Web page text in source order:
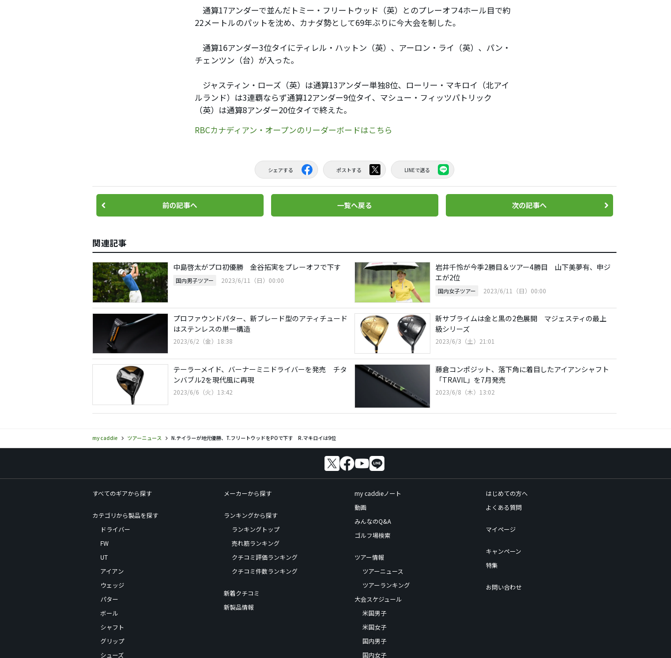
通算17アンダーで並んだトミー・フリートウッド（英）とのプレーオフ4ホール目で約
22メートルのパットを沈め、カナダ勢として69年ぶりに今大会を制した。
通算16アンダー3位タイにティレル・ハットン（英）、アーロン・ライ（英）、パン・
チェンツン（台）が入った。
ジャスティン・ローズ（英）は通算13アンダー単独8位、ローリー・マキロイ（北アイ
ルランド）は3連覇ならず通算12アンダー9位タイ、マシュー・フィッツパトリック
（英）は通算8アンダー20位タイで終えた。
RBCカナディアン・オープンのリーダーボードはこちら
シェアする ポストする LINEで送る
前の記事へ 一覧へ戻る 次の記事へ
関連記事
中島啓太がプロ初優勝 金谷拓実をプレーオフで下す
国内男子ツアー 2023/6/11（日）00:00
岩井千怜が今季2勝目＆ツアー4勝目 山下美夢有、申ジ
エが2位
国内女子ツアー 2023/6/11（日）00:00
プロファウンドパター、新ブレード型のアティチュード
はステンレスの単一構造
2023/6/2（金）18:38
新サブライムは金と黒の2色展開 マジェスティの最上
級シリーズ
2023/6/3（土）21:01
テーラーメイド、バーナーミニドライバーを発売 チタ
ンバブル2を現代風に再現
2023/6/6（火）13:42
藤倉コンポジット、落下角に着目したアイアンシャフト
「TRAVIL」を7月発売
2023/6/8（木）13:02
my caddie ツアーニュース N.テイラーが地元優勝、T.フリートウッドをPOで下す R.マキロイは9位
すべてのギアから探す
カテゴリから製品を探す
ドライバー
FW
UT
アイアン
ウェッジ
パター
ボール
シャフト
グリップ
シューズ
メーカーから探す
ランキングから探す
ランキングトップ
売れ筋ランキング
クチコミ評価ランキング
クチコミ件数ランキング
新着クチコミ
新製品情報
my caddieノート
動画
みんなのQ&A
ゴルフ場検索
ツアー情報
ツアーニュース
ツアーランキング
大会スケジュール
米国男子
米国女子
国内男子
国内女子
はじめての方へ
よくある質問
マイページ
キャンペーン
特集
お問い合わせ